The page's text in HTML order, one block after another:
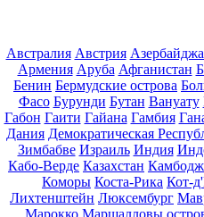
Австралия Австрия
Армения Аруба Афганистан
Бенин Бермудские острова
Фасо Бурунди Бутан Вануату
Габон Гаити Гайана Гамбия
Дания Демократическая
Зимбабве Израиль Индия
Кабо-Верде Казахстан
Коморы Коста-Рика Кот-
Лихтенштейн Люксембург
Марокко Маршалловы